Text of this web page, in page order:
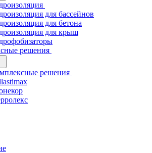
для бассейнов
для бетона
для крыш
решения
решения